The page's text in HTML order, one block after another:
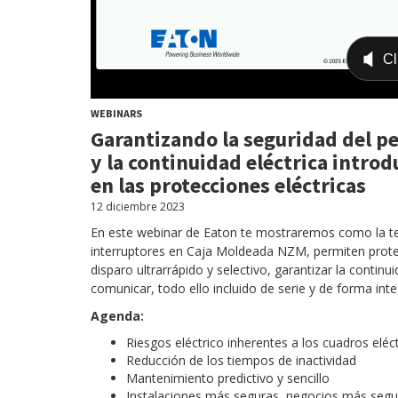
WEBINARS
Garantizando la seguridad del
y la continuidad eléctrica
en las protecciones eléctricas
12 diciembre 2023
En este webinar de Eaton te mostraremos como la
interruptores en Caja Moldeada NZM, permiten
disparo ultrarrápido y selectivo, garantizar la
comunicar, todo ello incluido de serie y de forma
Agenda:
Riesgos eléctrico inherentes a los cuadros
Reducción de los tiempos de inactividad
Mantenimiento predictivo y sencillo